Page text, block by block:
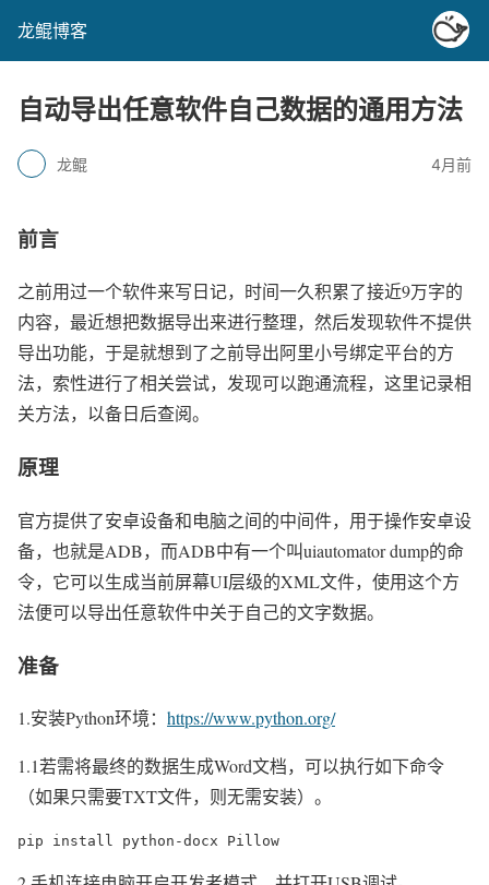
龙鲲博客
自动导出任意软件自己数据的通用方法
龙鲲 4月前
前言
之前用过一个软件来写日记，时间一久积累了接近9万字的
内容，最近想把数据导出来进行整理，然后发现软件不提供
导出功能，于是就想到了之前导出阿里小号绑定平台的方
法，索性进行了相关尝试，发现可以跑通流程，这里记录相
关方法，以备日后查阅。
原理
官方提供了安卓设备和电脑之间的中间件，用于操作安卓设
备，也就是ADB，而ADB中有一个叫uiautomator dump的命
令，它可以生成当前屏幕UI层级的XML文件，使用这个方
法便可以导出任意软件中关于自己的文字数据。
准备
1.安装Python环境： https://www.python.org/
1.1若需将最终的数据生成Word文档，可以执行如下命令
（如果只需要TXT文件，则无需安装）。
pip install python-docx Pillow